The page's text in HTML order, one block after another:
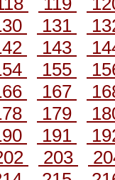
131
143
155
167
179
191
203